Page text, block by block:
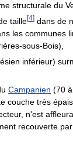
structurale du
taille[4] dans de
les communes
sous-Bois),
inférieur)
Campanien (70
couche très
n'est
recouverte